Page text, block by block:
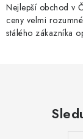
Nejlepší obchod v
ceny velmi
stálého zákazníka